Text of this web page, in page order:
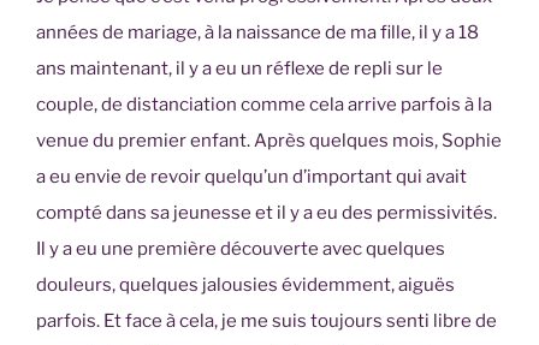
années de mariage, à la naissance de ma fille, il y a 18
ans maintenant, il y a eu un réflexe de repli sur le
couple, de distanciation comme cela arrive parfois à la
venue du premier enfant. Après quelques mois, Sophie
a eu envie de revoir quelqu’un d’important qui avait
compté dans sa jeunesse et il y a eu des permissivités.
Il y a eu une première découverte avec quelques
douleurs, quelques jalousies évidemment, aiguës
parfois. Et face à cela, je me suis toujours senti libre de